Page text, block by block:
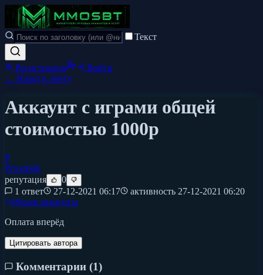
Текст
Регистрация
Войти
← Назад в ленту
Аккаунт с играми общей
стоимостью 1000р
P
Privet666
репутация
0
1 ответ
27-12-2021 06:17 активность 27-12-2021 06:20
#Steam аккаунты
Оплата вперёд
Цитировать автора
Комментарии (1)